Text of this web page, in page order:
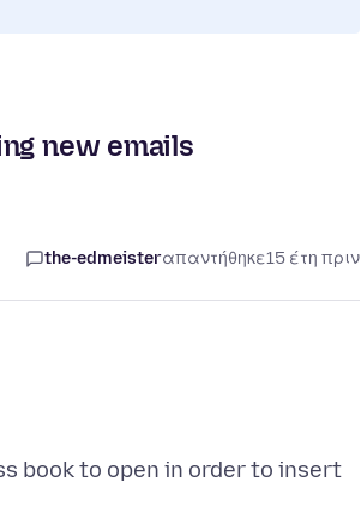
new emails
the-edmeisterαπαντήθηκε15 έτη πριν
book to open in order to insert